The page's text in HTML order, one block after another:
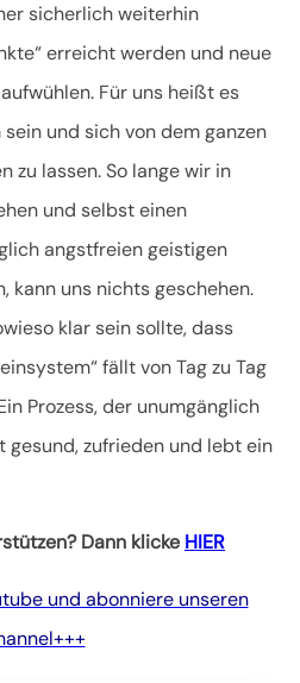
sicherlich weiterhin
erreicht werden und neue
Für uns heißt es
und sich von dem ganzen
zu lassen. So lange wir in
und selbst einen
angstfreien geistigen
kann uns nichts geschehen.
klar sein sollte, dass
fällt von Tag zu Tag
Prozess, der unumgänglich
gesund, zufrieden und lebt ein
Dann klicke HIER
und abonniere unseren